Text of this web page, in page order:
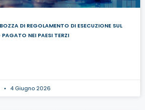
DI REGOLAMENTO DI ESECUZIONE SUL
NEI PAESI TERZI
4 Giugno 2026